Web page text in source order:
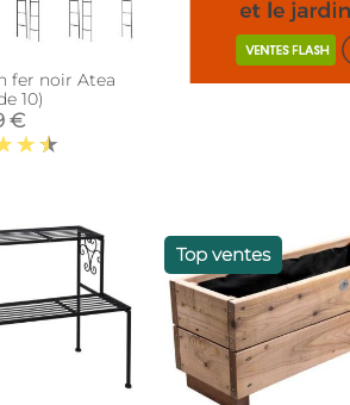
fer noir Atea
10)
€
Top ventes